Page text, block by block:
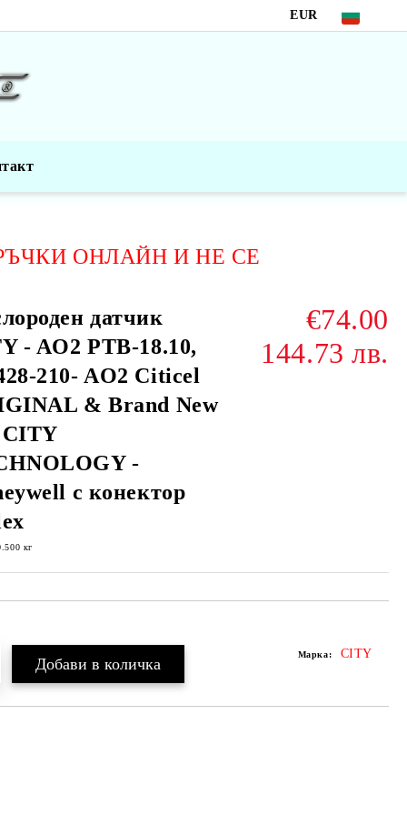
EUR
ОНЛАЙН И НЕ СЕ
датчик
- AO2 PTB-18.10,
210- AO2 Citicel
& Brand New
-
с конектор
€74.00
144.73 лв.
кг
Марка: CITY